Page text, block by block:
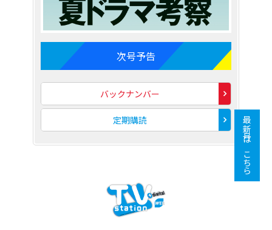
次号予告
バックナンバー
定期購読 最新号はこちら